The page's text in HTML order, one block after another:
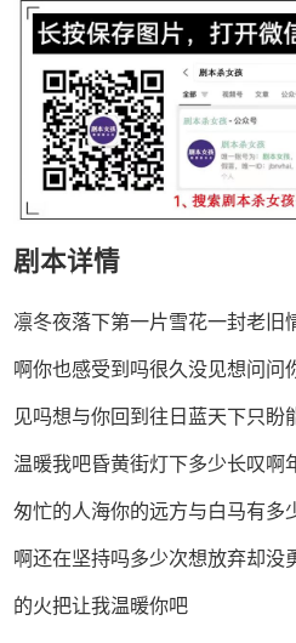
剧本详情
凛冬夜落下第一片雪花一封老旧
啊你也感受到吗很久没见想问问
见吗想与你回到往日蓝天下只盼
温暖我吧昏黄街灯下多少长叹啊
匆忙的人海你的远方与白马有多
啊还在坚持吗多少次想放弃却没
的火把让我温暖你吧